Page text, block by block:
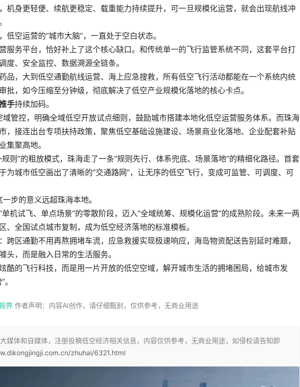
机身更轻便、续航更稳定、载重能力持续提升，可一旦规模化运营，就会出现航线冲
空运营的“城市大脑”，一直处于空白状态。
服务平台，恰好补上了这个核心缺口。和传统单一的飞行监管系统不同，这套平台打
度、安全监控、数据溯源全链条。
品，大到低空通勤航线运营、海上应急搜救，所有低空飞行活动都能在一个系统内统
批，如今压缩至分钟级，彻底解决了低空产业规模化落地的核心卡点。
手持续加码。
管控，明确全域低空开放试点细则，鼓励城市搭建本地化低空运营服务体系。而珠海
，接连出台专项扶持政策，聚焦低空基础设施建设、场景商业化落地、企业配套补贴
集聚高地。
则”的粗放模式，珠海走了一条“规则先行、体系兜底、场景落地”的精细化路径。首套
为城市低空画出了清晰的“交通路网”，让无序的低空飞行，变成可监管、可调度、可
步的意义远超珠海本地。
机试飞、单点场景”的零散阶段，迈入“全域统筹、规模化运营”的成熟阶段。未来一两
、全国试点城市复制，成为低空经济落地的标准模板。
跨区通勤不用再熬拥堵车流，应急救援实现极速响应，海岛物资配送告别延时难题，
头，而是融入日常的生活服务。
酷的飞行科技，而是用一片开放的低空空域，解开城市生活的拥堵困局，给城市发
界 作者声明：内容AI创作，请仔细甄别，仅供参考，无商业用途
媒体和自媒体，注册投稿低空经济相关信息，内容仅供参考，无商业用途，如侵权请告知即
zhuhai/6321.html